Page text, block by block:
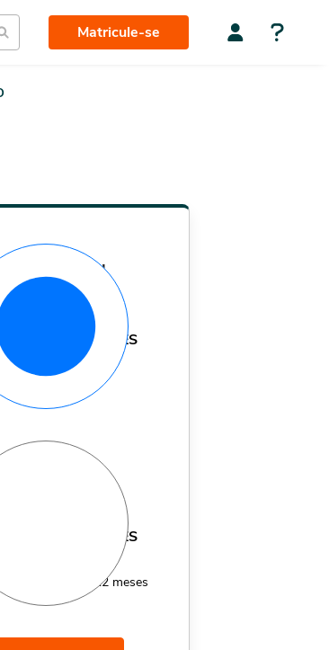
Matricule-se
mensal
MÊS
anual
12x de
MÊS
R$179,40 por 12 meses